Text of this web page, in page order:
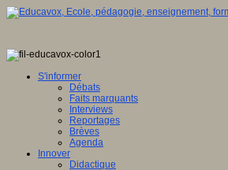
S'informer
Débats
Faits marquants
Interviews
Reportages
Brèves
Agenda
Innover
Didactique